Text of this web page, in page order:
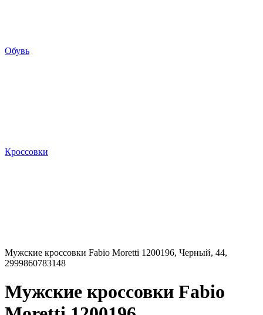
Обувь
Кроссовки
Мужские кроссовки Fabio Moretti 1200196, Черный, 44,
2999860783148
Мужские кроссовки Fabio